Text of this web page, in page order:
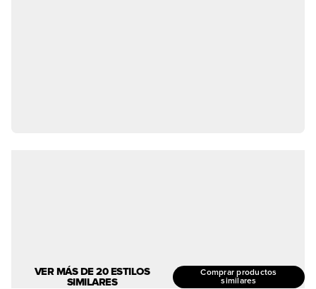
VER MÁS DE 20 ESTILOS
SIMILARES
Comprar productos
similares